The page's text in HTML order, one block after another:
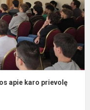
apie karo prievolę